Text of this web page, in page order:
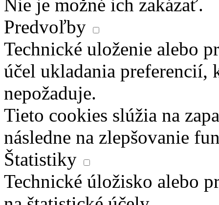
Nie je možné ich zakázať.
Predvoľby
Technické uloženie alebo
účel ukladania preferencií,
nepožaduje.
Tieto cookies slúžia na
následne na zlepšovanie
Štatistiky
Technické úložisko alebo